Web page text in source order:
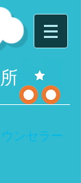
ンセラー